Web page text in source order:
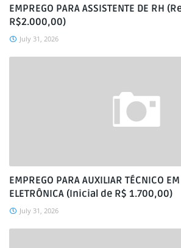
EMPREGO PARA ASSISTENTE DE RH
R$2.000,00)
July 31, 2026
EMPREGO PARA AUXILIAR TÉCNICO
ELETRÔNICA (Inicial de R$ 1.700,00)
July 31, 2026